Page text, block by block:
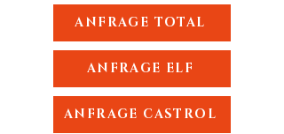
ANFRAGE TOTAL
ANFRAGE ELF
ANFRAGE CASTROL